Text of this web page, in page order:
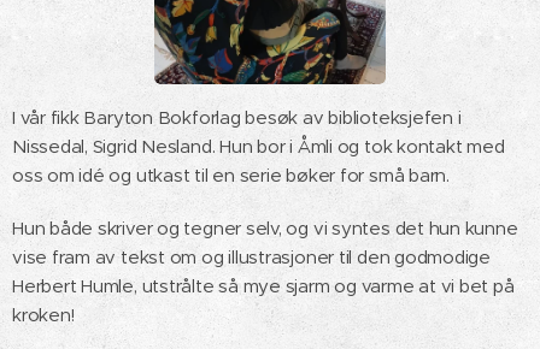
I vår fikk Baryton Bokforlag besøk av biblioteksjefen i
Nissedal, Sigrid Nesland. Hun bor i Åmli og tok kontakt med
oss om idé og utkast til en serie bøker for små barn.
Hun både skriver og tegner selv, og vi syntes det hun kunne
vise fram av tekst om og illustrasjoner til den godmodige
Herbert Humle, utstrålte så mye sjarm og varme at vi bet på
kroken!